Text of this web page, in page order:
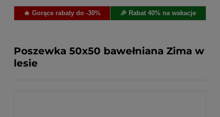
🔥 Gorące rabaty do -30% 🎉 Rabat 40% na wakacje
Poszewka 50x50 bawełniana Zima w
lesie